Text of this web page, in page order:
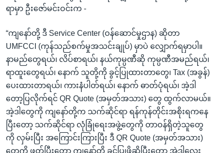
ရာမှာ ဦးဇော်မင်းဝင်းက -
“ကျနော်တို့ ဒီ Service Center (ဝန်ဆောင်မှုဌာန) ဆိုတာ
UMFCCI (ကုန်သည်စက်မှုအသင်းချုပ်) မှာပဲ လျှောက်ရမှာပါ။
နာမည်တွေရယ်၊ လိပ်စာရယ်၊ နယ်ကုမ္ပဏီဆို ကုမ္ပဏီအမည်ရယ်၊
ရာထူးတွေရယ်၊ နောက် သူတို့ကို ခွင့်ပြုထားတာတွေ၊ Tax (အခွန်)
ပေးထားတာရယ်၊ ကားနံပါတ်ရယ်၊ နောက် ဓာတ်ပုံရယ်၊ အဲ့ဒါ
တော့ပြလိုက်ရင် QR Quote (အမှတ်အသား) တွေ ထွက်လာမယ်။
အဲ့ဒါတွေကို ကျနော်တို့က သက်ဆိုင်ရာ ရန်ကုန်တိုင်းအစိုးရကနေ
ပြီးတော့ သက်ဆိုင်ရာ လုံခြုံရေးအဖွဲ့တွေကို တာဝန်ရှိတဲ့သူတွေ
ကို လှမ်းပြီး အကြောင်းကြားပြီး ဒီ QR Quote (အမှတ်အသား)
တွေကို ဖတ်ပြီးတော့ ကျနော်တို့ ခွင့်ပြုဖို့ဆိုပြီးတော့ အဲ့ဒါလေး